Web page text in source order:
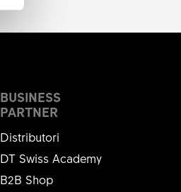
BUSINESS
PARTNER
Distributori
DT Swiss Academy
B2B Shop